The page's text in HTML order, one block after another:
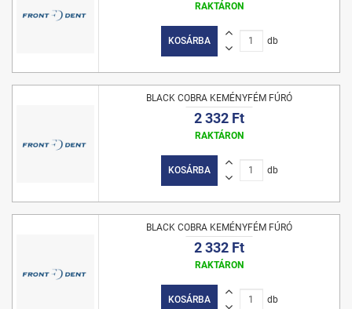
RAKTÁRON
KOSÁRBA db
BLACK COBRA KEMÉNYFÉM FÚRÓ
2 332 Ft
RAKTÁRON
KOSÁRBA db
BLACK COBRA KEMÉNYFÉM FÚRÓ
2 332 Ft
RAKTÁRON
KOSÁRBA db